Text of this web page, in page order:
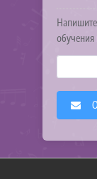
обучения